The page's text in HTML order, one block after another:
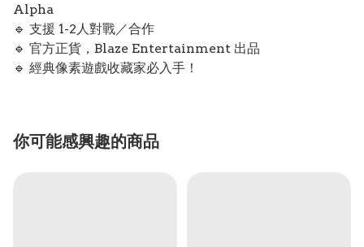
Alpha
🔹 支援 1-2人對戰／合作
🔹 官方正貨，Blaze Entertainment 出品
🔹 經典像素遊戲收藏家必入手！
你可能感興趣的商品